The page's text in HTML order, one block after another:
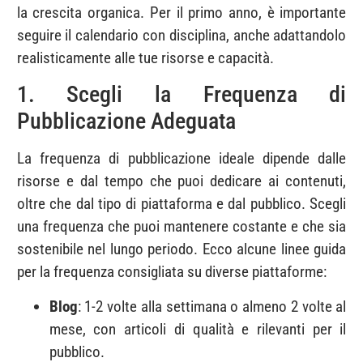
la crescita organica. Per il primo anno, è importante
seguire il calendario con disciplina, anche adattandolo
realisticamente alle tue risorse e capacità.
1. Scegli la Frequenza di
Pubblicazione Adeguata
La frequenza di pubblicazione ideale dipende dalle
risorse e dal tempo che puoi dedicare ai contenuti,
oltre che dal tipo di piattaforma e dal pubblico. Scegli
una frequenza che puoi mantenere costante e che sia
sostenibile nel lungo periodo. Ecco alcune linee guida
per la frequenza consigliata su diverse piattaforme:
Blog: 1-2 volte alla settimana o almeno 2 volte al
mese, con articoli di qualità e rilevanti per il
pubblico.